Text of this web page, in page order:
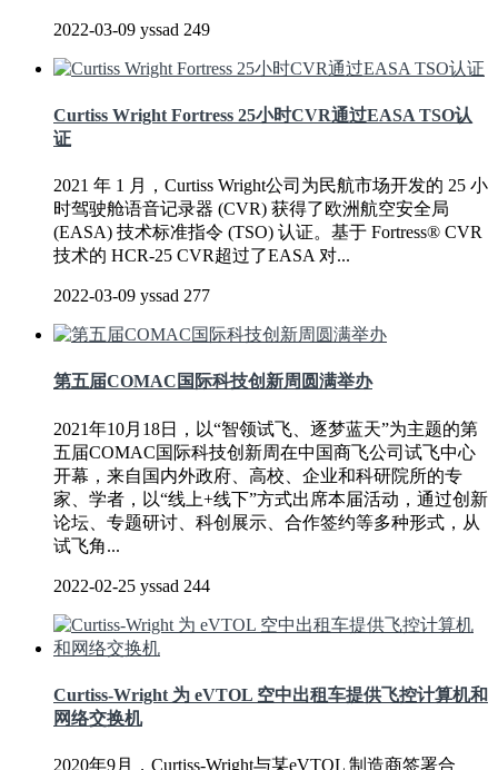
2022-03-09 yssad 249
Curtiss Wright Fortress 25小时CVR通过EASA TSO认
证
2021 年 1 月，Curtiss Wright公司为民航市场开发的 25 小
时驾驶舱语音记录器 (CVR) 获得了欧洲航空安全局
(EASA) 技术标准指令 (TSO) 认证。基于 Fortress® CVR
技术的 HCR-25 CVR超过了EASA 对...
2022-03-09 yssad 277
第五届COMAC国际科技创新周圆满举办
2021年10月18日，以“智领试飞、逐梦蓝天”为主题的第
五届COMAC国际科技创新周在中国商飞公司试飞中心
开幕，来自国内外政府、高校、企业和科研院所的专
家、学者，以“线上+线下”方式出席本届活动，通过创新
论坛、专题研讨、科创展示、合作签约等多种形式，从
试飞角...
2022-02-25 yssad 244
Curtiss-Wright 为 eVTOL 空中出租车提供飞控计算机和
网络交换机
2020年9月，Curtiss-Wright与某eVTOL 制造商签署合